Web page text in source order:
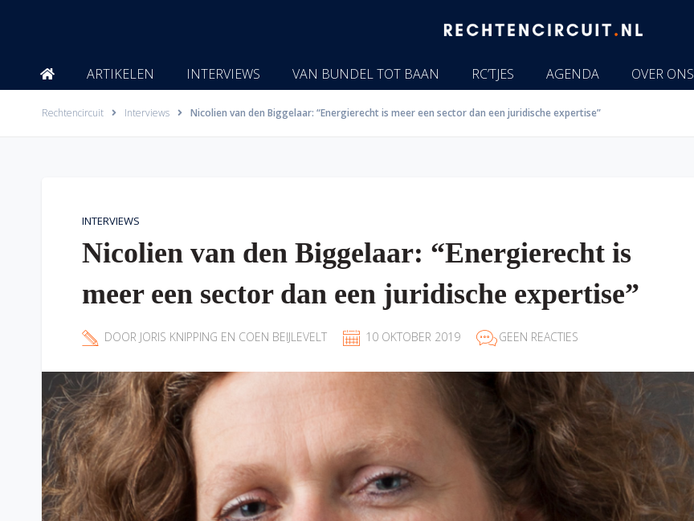
ARTIKELEN INTERVIEWS VAN BUNDEL TOT BAAN RC’TJES AGENDA OVER ONS
Rechtencircuit Interviews Nicolien van den Biggelaar: “Energierecht is meer een sector dan een juridische expertise”
INTERVIEWS
Nicolien van den Biggelaar: “Energierecht is
meer een sector dan een juridische expertise”
DOOR JORIS KNIPPING EN COEN BEIJLEVELT 10 OKTOBER 2019 GEEN REACTIES